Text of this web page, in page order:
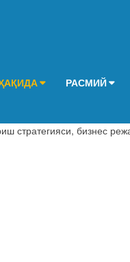
РАСМИЙ
стратегияси, бизнес